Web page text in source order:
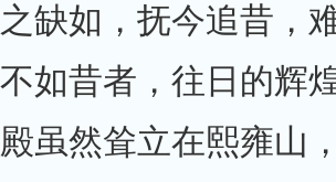
缺如，抚今追昔，
如昔者，往日的辉
虽然耸立在熙雍山